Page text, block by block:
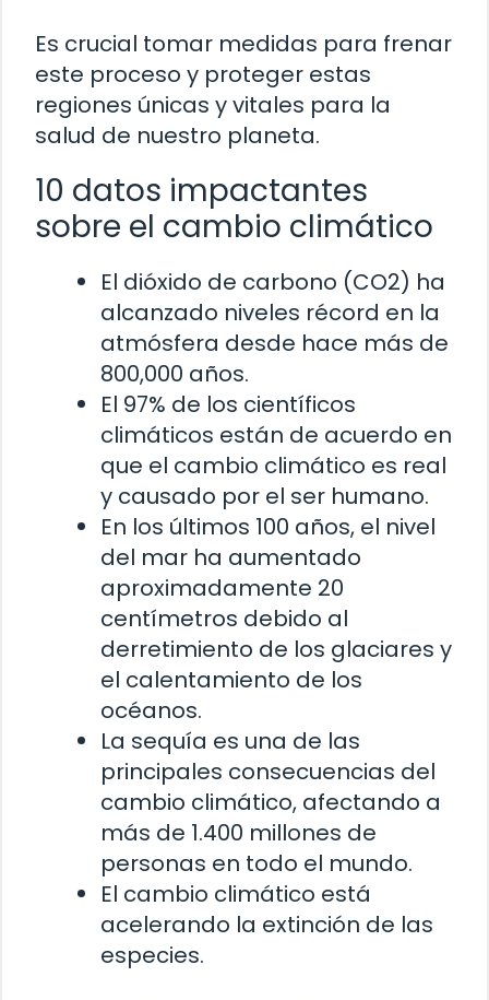
Es crucial tomar medidas para frenar
este proceso y proteger estas
regiones únicas y vitales para la
salud de nuestro planeta.
10 datos impactantes
sobre el cambio climático
El dióxido de carbono (CO2) ha
alcanzado niveles récord en la
atmósfera desde hace más de
800,000 años.
El 97% de los científicos
climáticos están de acuerdo en
que el cambio climático es real
y causado por el ser humano.
En los últimos 100 años, el nivel
del mar ha aumentado
aproximadamente 20
centímetros debido al
derretimiento de los glaciares y
el calentamiento de los
océanos.
La sequía es una de las
principales consecuencias del
cambio climático, afectando a
más de 1.400 millones de
personas en todo el mundo.
El cambio climático está
acelerando la extinción de las
especies.